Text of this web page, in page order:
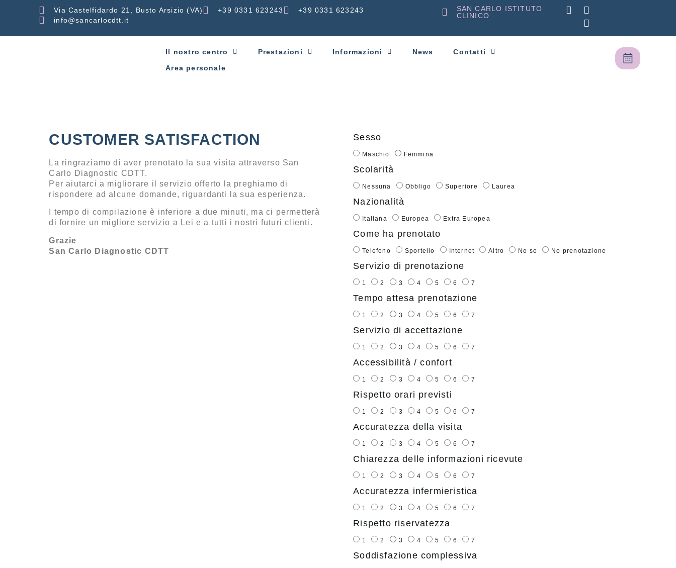
Via Castelfidardo 21, Busto Arsizio (VA) +39 0331 623243
+39 0331 623243
info@sancarlocdtt.it
SAN CARLO ISTITUTO
CLINICO
Il nostro centro Prestazioni Informazioni News
Contatti
Area personale
CUSTOMER SATISFACTION
La ringraziamo di aver prenotato la sua visita attraverso San
Carlo Diagnostic CDTT.
Per aiutarci a migliorare il servizio offerto la preghiamo di
rispondere ad alcune domande, riguardanti la sua esperienza.
I tempo di compilazione è inferiore a due minuti, ma ci permetterà
di fornire un migliore servizio a Lei e a tutti i nostri futuri clienti.
Grazie
San Carlo Diagnostic CDTT
Sesso
Maschio Femmina
Scolarità
Nessuna Obbligo Superiore Laurea
Nazionalità
Italiana Europea Extra Europea
Come ha prenotato
Telefono Sportello Internet Altro No so No prenotazione
Servizio di prenotazione
1 2 3 4 5 6 7
Tempo attesa prenotazione
1 2 3 4 5 6 7
Servizio di accettazione
1 2 3 4 5 6 7
Accessibilità / confort
1 2 3 4 5 6 7
Rispetto orari previsti
1 2 3 4 5 6 7
Accuratezza della visita
1 2 3 4 5 6 7
Chiarezza delle informazioni ricevute
1 2 3 4 5 6 7
Accuratezza infermieristica
1 2 3 4 5 6 7
Rispetto riservatezza
1 2 3 4 5 6 7
Soddisfazione complessiva